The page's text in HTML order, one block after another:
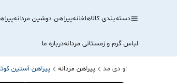
دسته‌بندی کالاهاخانهپیراهن دوشین مردانه
لباس گرم و زمستانی مردانهدرباره ما
او دی مد پیراهن مردانه پیراهن آستین